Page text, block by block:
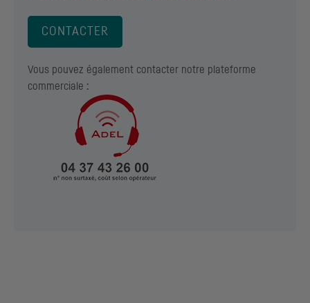
CONTACTER
Vous pouvez également contacter notre plateforme
commerciale :